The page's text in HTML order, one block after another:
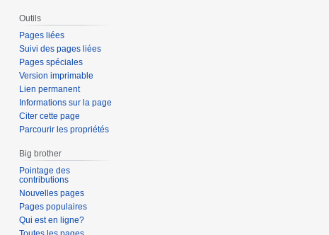
Outils
Pages liées
Suivi des pages liées
Pages spéciales
Version imprimable
Lien permanent
Informations sur la page
Citer cette page
Parcourir les propriétés
Big brother
Pointage des
contributions
Nouvelles pages
Pages populaires
Qui est en ligne?